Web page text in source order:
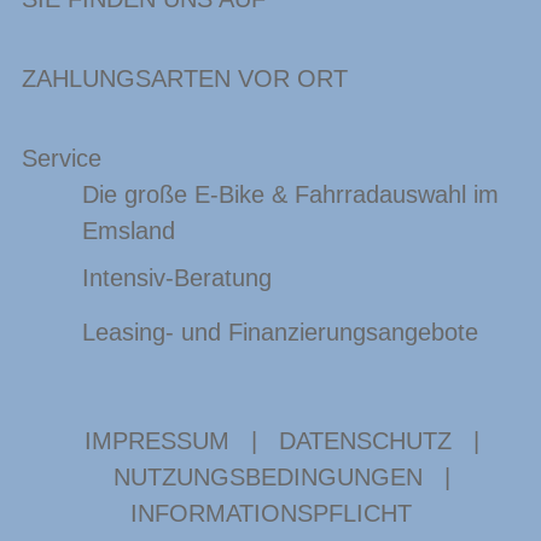
ZAHLUNGSARTEN VOR ORT
Service
Die große E-Bike & Fahrradauswahl im
Emsland
Intensiv-Beratung
Leasing- und Finanzierungsangebote
IMPRESSUM DATENSCHUTZ
NUTZUNGSBEDINGUNGEN
INFORMATIONSPFLICHT